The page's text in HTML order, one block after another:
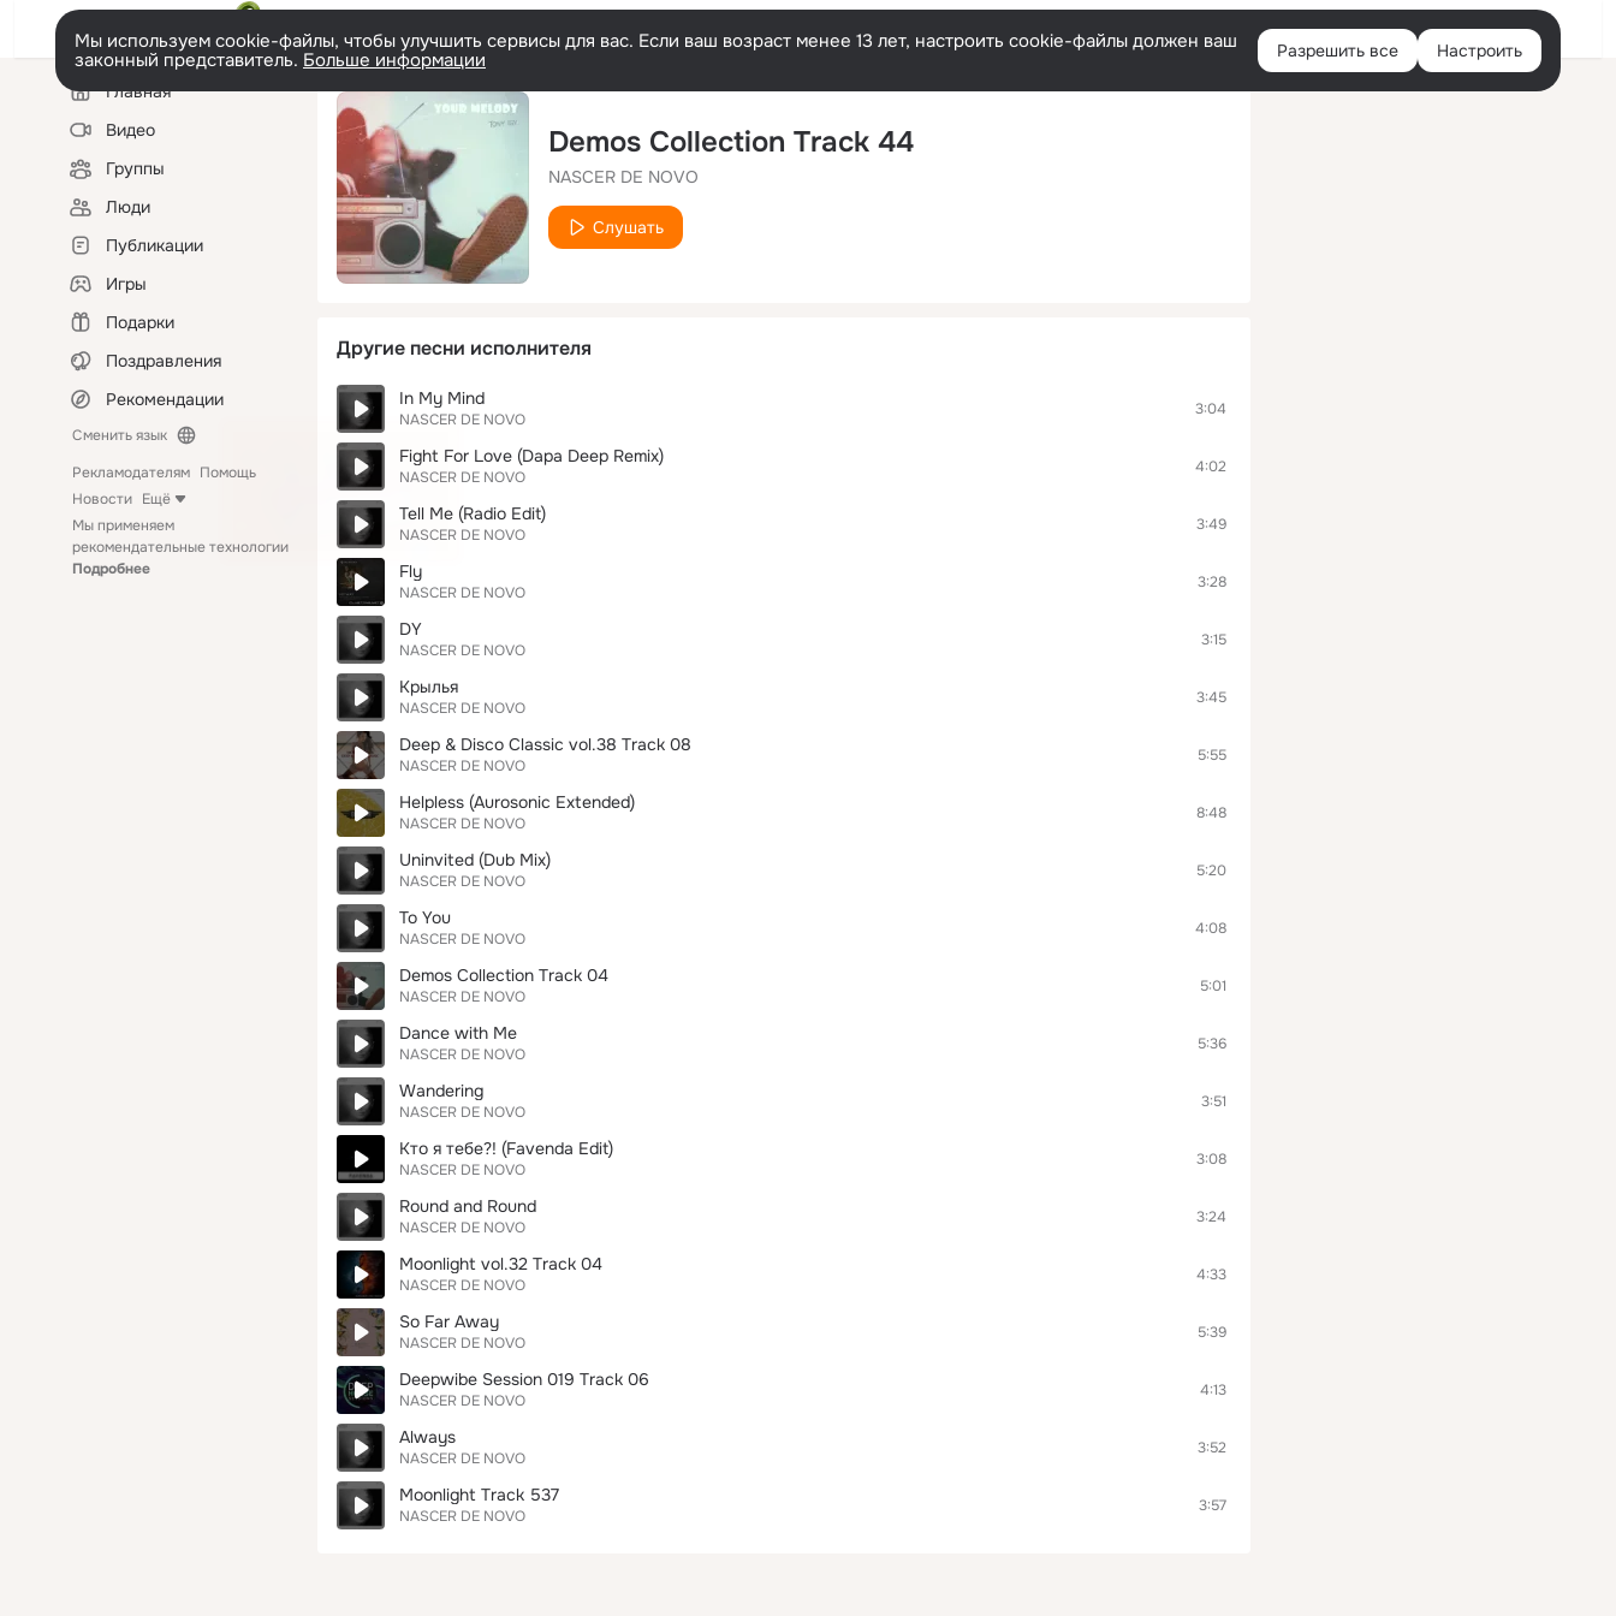
Войти
Мы используем cookie-файлы, чтобы улучшить сервисы для вас. Если ваш возраст менее 13 лет, настроить cookie-файлы должен ваш
законный представитель. Больше информации Разрешить все Настроить
Левая
колонкаГлавная
Видео
Группы
Люди
Публикации
Игры
Подарки
Поздравления
Рекомендации
Сменить язык
Рекламодателям Помощь
Новости Ещё
Мы применяем
рекомендательные технологии
Подробнее
Demos Collection Track 44
NASCER DE NOVO
Слушать
Другие песни исполнителя
In My Mind
NASCER DE NOVO
3:04
Fight For Love (Dapa Deep Remix)
NASCER DE NOVO
4:02
Tell Me (Radio Edit)
NASCER DE NOVO
3:49
Fly
NASCER DE NOVO
3:28
DY
NASCER DE NOVO
3:15
Крылья
NASCER DE NOVO
3:45
Deep & Disco Classic vol.38 Track 08
NASCER DE NOVO
5:55
Helpless (Aurosonic Extended)
NASCER DE NOVO
8:48
Uninvited (Dub Mix)
NASCER DE NOVO
5:20
To You
NASCER DE NOVO
4:08
Demos Collection Track 04
NASCER DE NOVO
5:01
Dance with Me
NASCER DE NOVO
5:36
Wandering
NASCER DE NOVO
3:51
Кто я тебе?! (Favenda Edit)
NASCER DE NOVO
3:08
Round and Round
NASCER DE NOVO
3:24
Moonlight vol.32 Track 04
NASCER DE NOVO
4:33
So Far Away
NASCER DE NOVO
5:39
Deepwibe Session 019 Track 06
NASCER DE NOVO
4:13
Always
NASCER DE NOVO
3:52
Moonlight Track 537
NASCER DE NOVO
3:57